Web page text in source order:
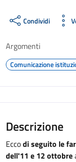
Condividi
Argomenti
Comunicazione
Descrizione
Eccodi seguito le
dell'11 e 12 ottobre